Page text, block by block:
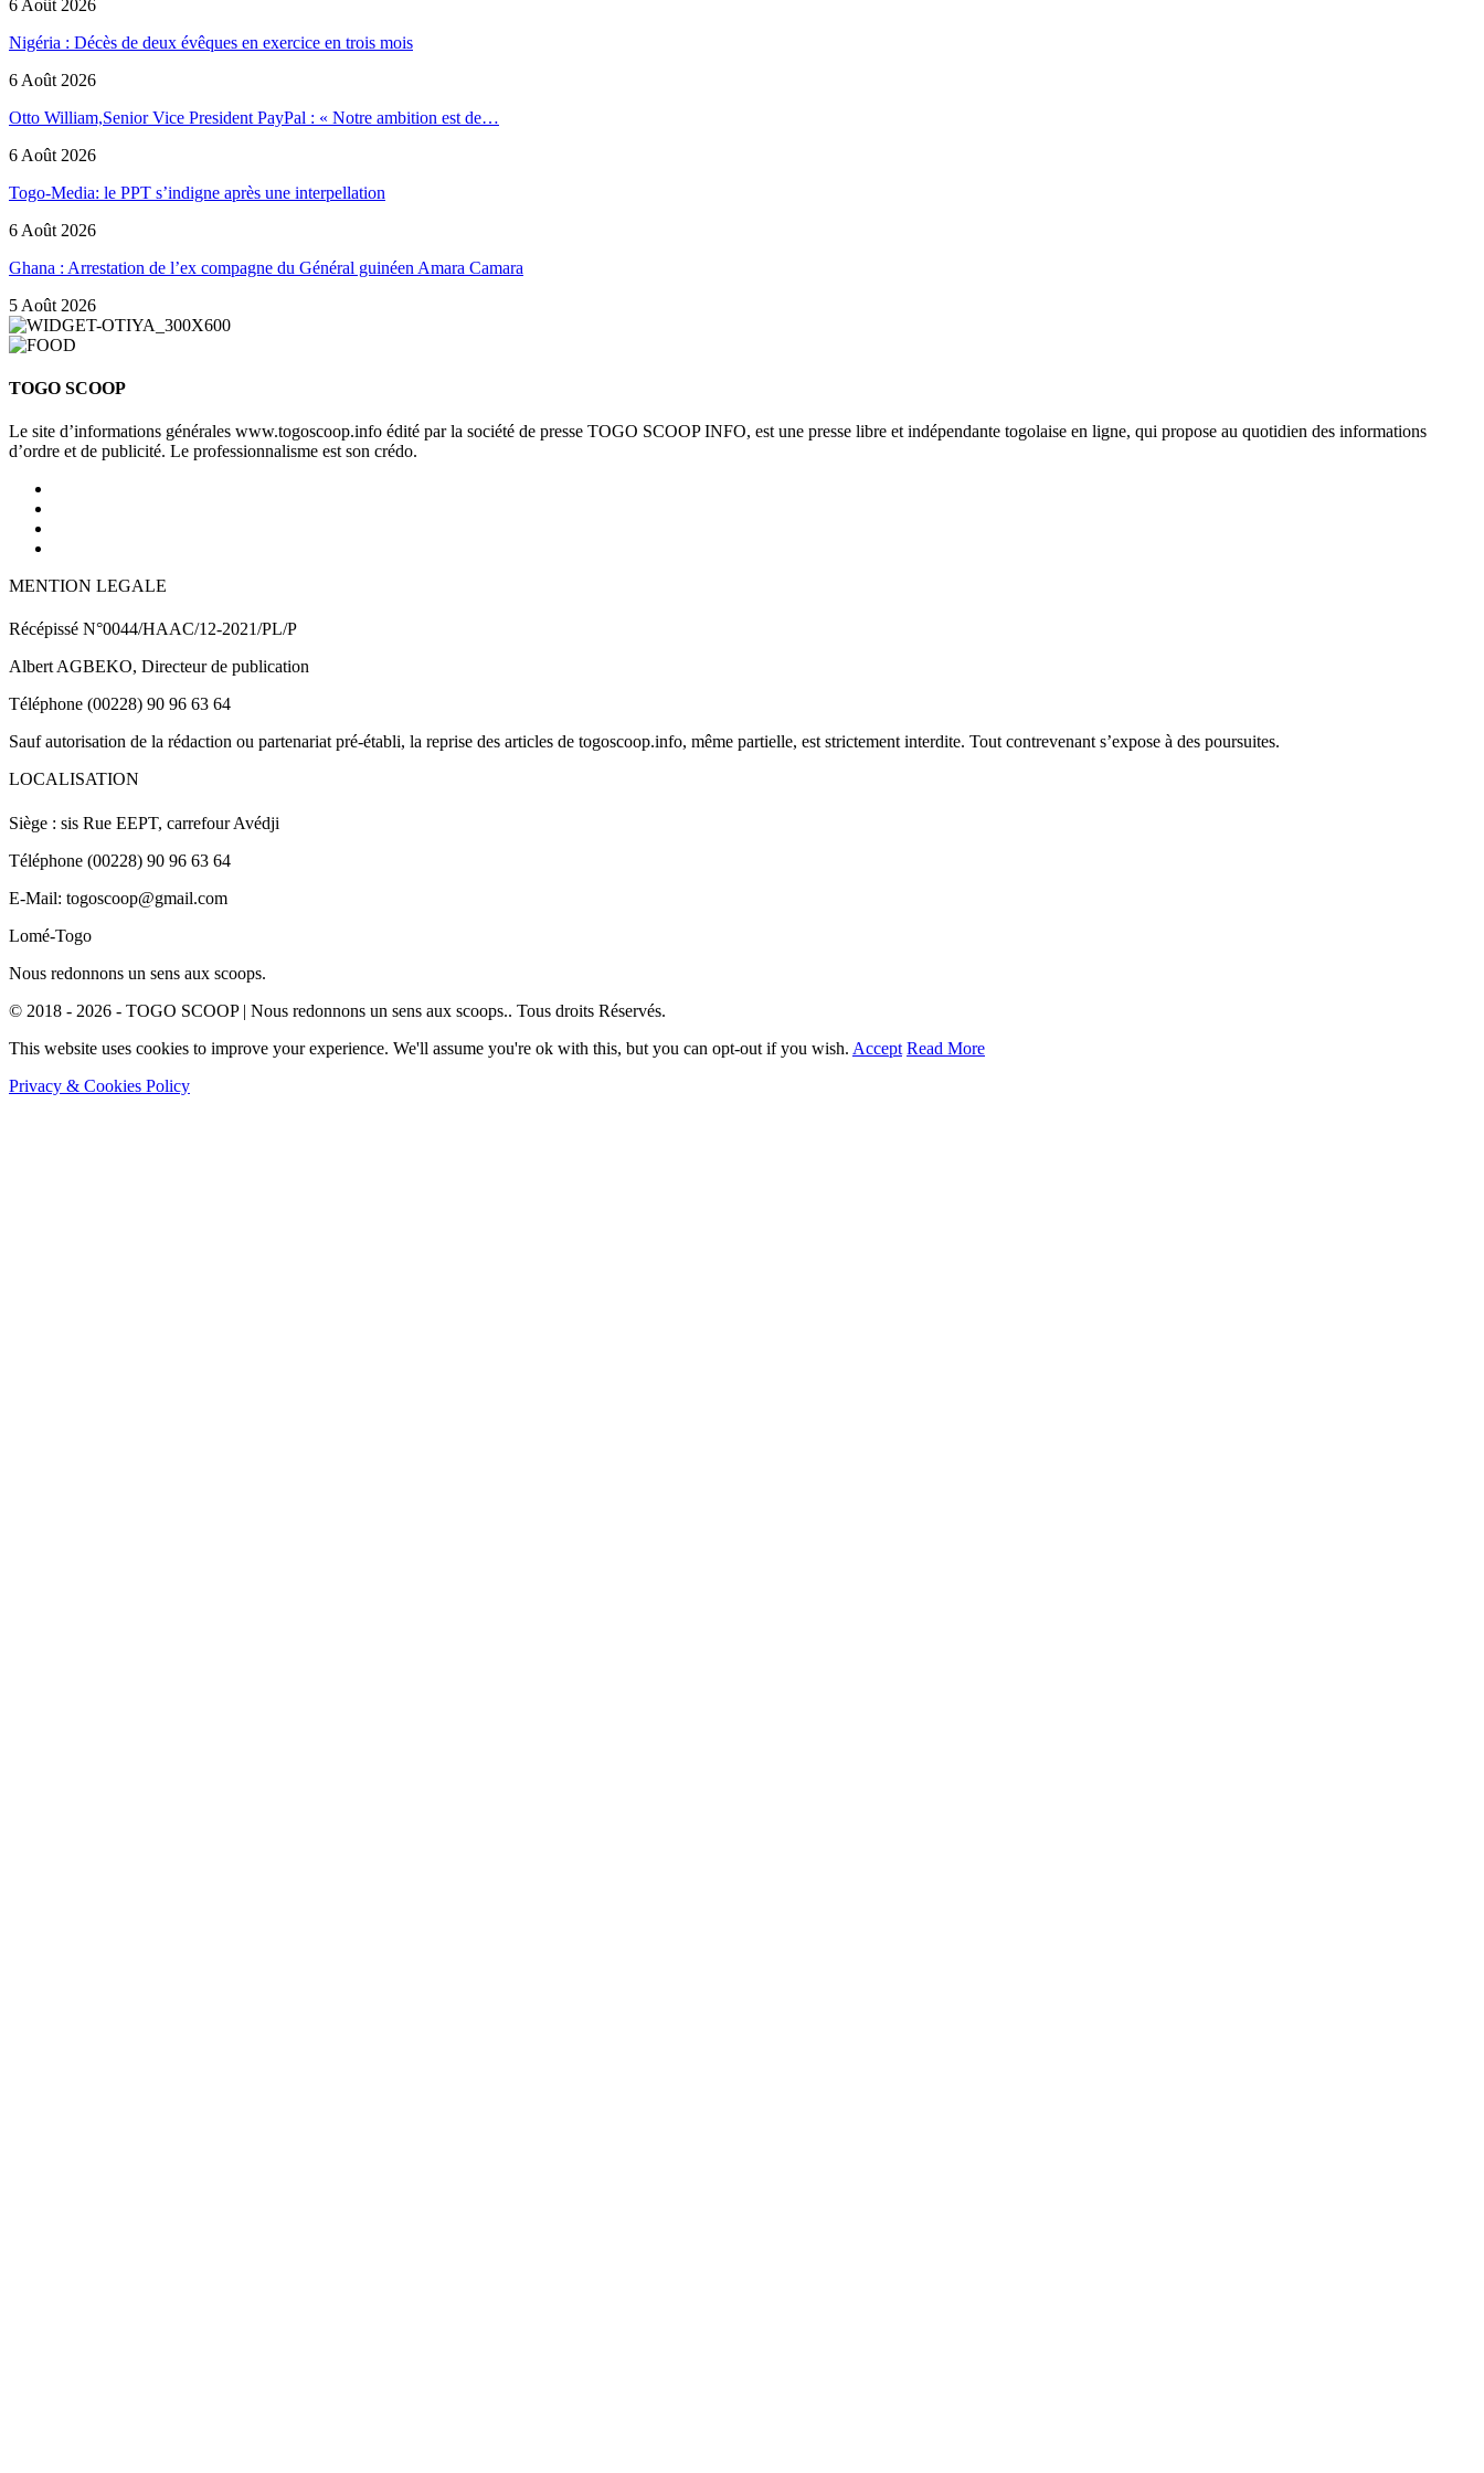
6 Août 2026
Nigéria : Décès de deux évêques en exercice en trois mois
6 Août 2026
Otto William,Senior Vice President PayPal : « Notre ambition est de…
6 Août 2026
Togo-Media: le PPT s’indigne après une interpellation
6 Août 2026
Ghana : Arrestation de l’ex compagne du Général guinéen Amara Camara
5 Août 2026
TOGO SCOOP
Le site d’informations générales www.togoscoop.info édité par la société de presse TOGO SCOOP INFO, est une presse libre et indépendante togolaise en ligne, qui propose au quotidien des informations
d’ordre et de publicité. Le professionnalisme est son crédo.
MENTION LEGALE
Récépissé N°0044/HAAC/12-2021/PL/P
Albert AGBEKO, Directeur de publication
Téléphone (00228) 90 96 63 64
Sauf autorisation de la rédaction ou partenariat pré-établi, la reprise des articles de togoscoop.info, même partielle, est strictement interdite. Tout contrevenant s’expose à des poursuites.
LOCALISATION
Siège : sis Rue EEPT, carrefour Avédji
Téléphone (00228) 90 96 63 64
E-Mail: togoscoop@gmail.com
Lomé-Togo
Nous redonnons un sens aux scoops.
© 2018 - 2026 - TOGO SCOOP | Nous redonnons un sens aux scoops.. Tous droits Réservés.
This website uses cookies to improve your experience. We'll assume you're ok with this, but you can opt-out if you wish. Accept Read More
Privacy & Cookies Policy